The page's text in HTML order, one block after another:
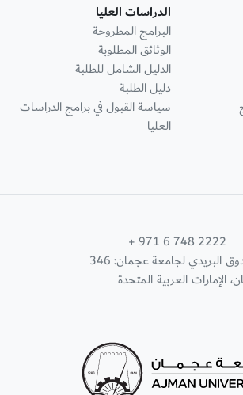
الدراسات العليا
البرامج المطروحة
الوثائق المطلوبة
الدليل الشامل للطلبة
دليل الطلبة
سياسة القبول في برامج الدراسات
العليا
+ 971 6 748 2222
البريدي لجامعة عجمان: 346
الإمارات العربية المتحدة